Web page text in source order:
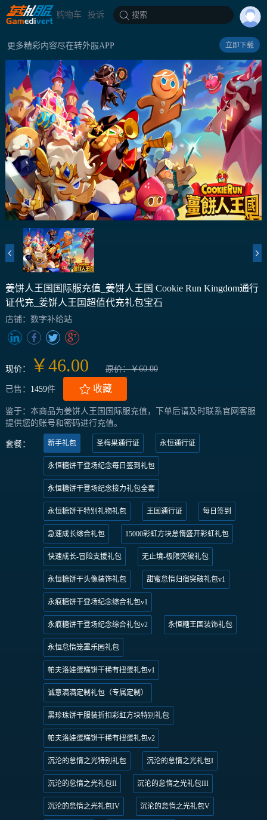
购物车 投诉 搜索
更多精彩内容尽在转外服APP 立即下载
姜饼人王国国际服充值_姜饼人王国 Cookie Run Kingdom通行
证代充_姜饼人王国超值代充礼包宝石
店铺：数字补给站
现价： ￥46.00 原价：￥60.00
已售： 1459件 收藏
鉴于：本商品为姜饼人王国国际服充值，下单后请及时联系官网客服
提供您的账号和密码进行充值。
套餐： 新手礼包 圣梅果通行证 永恒通行证
永恒糖饼干登场纪念每日签到礼包
永恒糖饼干登场纪念接力礼包全套
永恒糖饼干特别礼物礼包 王国通行证 每日签到
急速成长综合礼包 15000彩虹方块怠惰盛开彩虹礼包
快速成长-冒险支援礼包 无止境-极限突破礼包
永恒糖饼干头像装饰礼包 甜蜜怠惰归宿突破礼包v1
永痕糖饼干登场纪念综合礼包v1
永痕糖饼干登场纪念综合礼包v2 永恒糖王国装饰礼包
永恒怠惰笼罩乐园礼包
帕夫洛娃蛋糕饼干稀有扭蛋礼包v1
诚意满满定制礼包（专属定制）
黑珍珠饼干服装折扣彩虹方块特别礼包
帕夫洛娃蛋糕饼干稀有扭蛋礼包v2
沉沦的怠惰之光特别礼包 沉沦的怠惰之光礼包I
沉沦的怠惰之光礼包II 沉沦的怠惰之光礼包III
沉沦的怠惰之光礼包IV 沉沦的怠惰之光礼包V